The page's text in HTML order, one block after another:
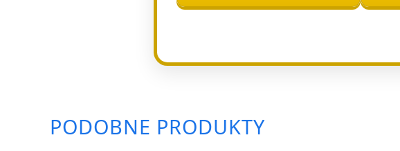
PODOBNE PRODUKTY